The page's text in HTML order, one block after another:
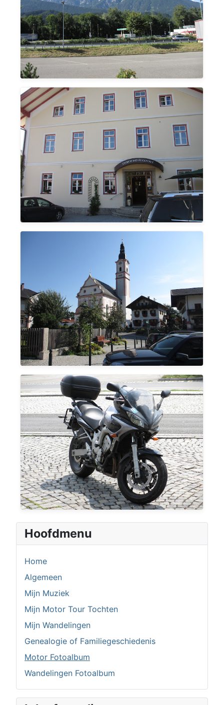
Hoofdmenu
Home
Algemeen
Mijn Muziek
Mijn Motor Tour Tochten
Mijn Wandelingen
Genealogie of Familiegeschiedenis
Motor Fotoalbum
Wandelingen Fotoalbum